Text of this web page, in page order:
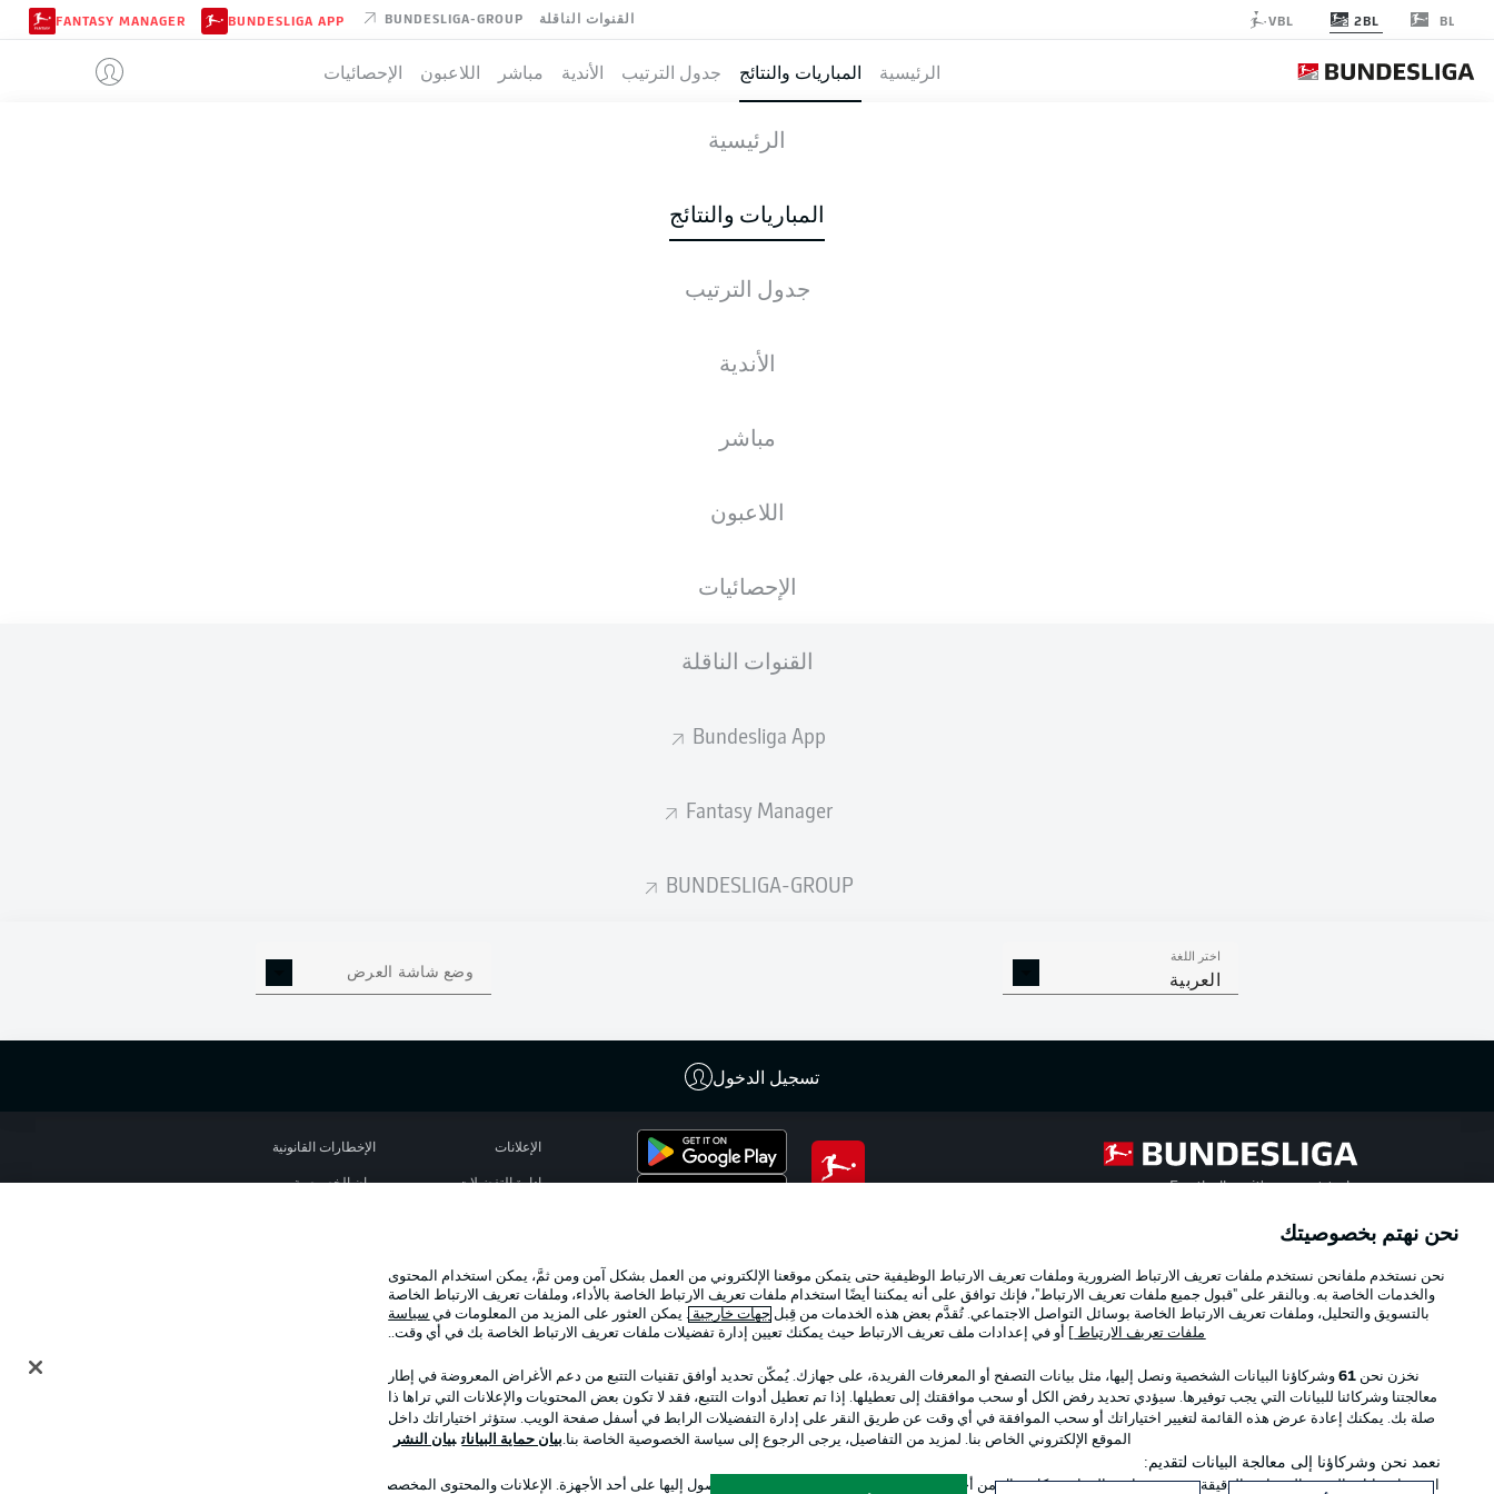
BL
2BL
VBL القنوات الناقلة BUNDESLIGA-GROUP
BUNDESLIGA APP
FANTASY MANAGER
الرئيسية المباريات والنتائج جدول الترتيب الأندية مباشر اللاعبون الإحصائيات
الرئيسية
المباريات والنتائج
جدول الترتيب
الأندية
مباشر
اللاعبون
الإحصائيات
القنوات الناقلة
Bundesliga App
Fantasy Manager
BUNDESLIGA-GROUP
اختر اللغة
العربية وضع شاشة العرض
تسجيل الدخول
التشكيلات
لم يُحدد موعد هذه الجولة بعد.
إعلان
Football as it's meant to be
Official Partners
الإعلانات الإخطارات القانونية
إدارة التفضيلات بيان الخصوصية
اللاعبون
اختر اللغة
نحن نهتم بخصوصيتك
نحن نستخدم ملفانحن نستخدم ملفات تعريف الارتباط الضرورية وملفات تعريف الارتباط الوظيفية حتى يتمكن موقعنا الإلكتروني من العمل بشكل آمن ومن ثمَّ، يمكن استخدام المحتوى
والخدمات الخاصة به. وبالنقر على "قبول جميع ملفات تعريف الارتباط"، فإنك توافق على أنه يمكننا أيضًا استخدام ملفات تعريف الارتباط الخاصة بالأداء، وملفات تعريف الارتباط الخاصة
بالتسويق والتحليل، وملفات تعريف الارتباط الخاصة بوسائل التواصل الاجتماعي. تُقدَّم بعض هذه الخدمات من قِبل جهات خارجية . يمكن العثور على المزيد من المعلومات في سياسة
ملفات تعريف الارتباط
] أو في إعدادات ملف تعريف الارتباط حيث يمكنك تعيين إدارة تفضيلات ملفات تعريف الارتباط الخاصة بك في أي وقت..
نخزن نحن 61وشركاؤنا البيانات الشخصية ونصل إليها، مثل بيانات التصفح أو المعرفات الفريدة، على جهازك. يُمكّن تحديد أوافق تقنيات التتبع من دعم الأغراض المعروضة في إطار
معالجتنا وشركائنا للبيانات التي يجب توفيرها. سيؤدي تحديد رفض الكل أو سحب موافقتك إلى تعطيلها. إذا تم تعطيل أدوات التتبع، فقد لا تكون بعض المحتويات والإعلانات التي تراها ذا
صلة بك. يمكنك إعادة عرض هذه القائمة لتغيير اختياراتك أو سحب الموافقة في أي وقت عن طريق النقر على إدارة التفضيلات الرابط في أسفل صفحة الويب. ستؤثر اختياراتك داخل
الموقع الإلكتروني الخاص بنا. لمزيد من التفاصيل، يرجى الرجوع إلى سياسة الخصوصية الخاصة بنا.بيان حماية البيانات بيان النشر
نعمد نحن وشركاؤنا إلى معالجة البيانات لتقديم:
استخدام بيانات الموقع الجغرافي الدقيقة. فحص خصائص الجهاز بشكل فعال من أجل تحديد الهوية. تخزين المعلومات و/أو الوصول إليها على أحد الأجهزة. الإعلانات والمحتوى المخصصان